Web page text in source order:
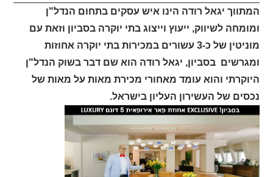
המתווך יגאל רודה הינו איש עסקים בתחום הנדל"ן
ומומחה לשיווק, ייעוץ וייצוג בתי יוקרה בסביון וזאת עם
מוניטין של כ-3 עשורים במכירות בתי יוקרה אחוזות
ומגרשים בסביון, יגאל רודה הוא שם דבר בשוק הנדל"ן
היוקרתי והוא עומד מאחורי מכירת מאות על מאות של
נכסים של העשירון העליון בישראל.